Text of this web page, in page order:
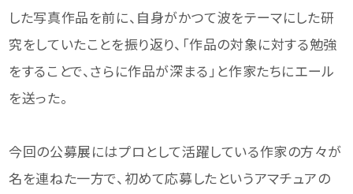
した写真作品を前に、自身がかつて波をテーマにした研
究をしていたことを振り返り、「作品の対象に対する勉強
をすることで、さらに作品が深まる」と作家たちにエール
を送った。
今回の公募展にはプロとして活躍している作家の方々が
名を連ねた一方で、初めて応募したというアマチュアの